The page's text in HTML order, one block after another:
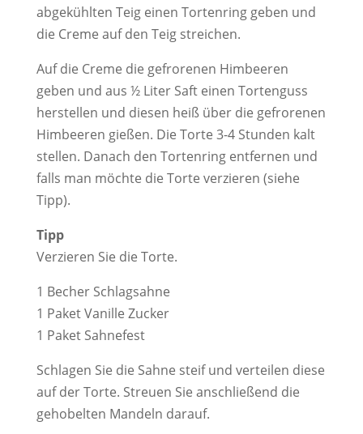
abgekühlten Teig einen Tortenring geben und
die Creme auf den Teig streichen.
Auf die Creme die gefrorenen Himbeeren
geben und aus ½ Liter Saft einen Tortenguss
herstellen und diesen heiß über die gefrorenen
Himbeeren gießen. Die Torte 3-4 Stunden kalt
stellen. Danach den Tortenring entfernen und
falls man möchte die Torte verzieren (siehe
Tipp).
Tipp
Verzieren Sie die Torte.
1 Becher Schlagsahne
1 Paket Vanille Zucker
1 Paket Sahnefest
Schlagen Sie die Sahne steif und verteilen diese
auf der Torte. Streuen Sie anschließend die
gehobelten Mandeln darauf.